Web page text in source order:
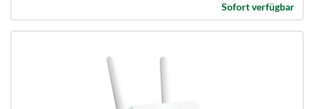
Sofort verfügbar